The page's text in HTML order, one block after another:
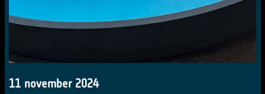
11 november 2024